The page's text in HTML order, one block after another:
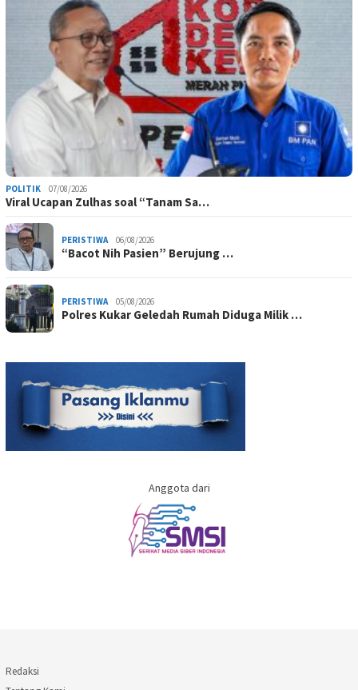
POLITIK 07/08/2026
Viral Ucapan Zulhas soal “Tanam Sa…
PERISTIWA 06/08/2026
“Bacot Nih Pasien” Berujung …
PERISTIWA 05/08/2026
Polres Kukar Geledah Rumah Diduga Milik …
Anggota dari
Redaksi